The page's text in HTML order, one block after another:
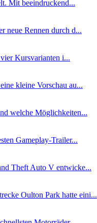
Mit beeindruckend...
neue Rennen durch d...
Kursvarianten i...
kleine Vorschau au...
welche Möglichkeiten...
Gameplay-Trailer...
Theft Auto V entwicke...
Oulton Park hatte eini...